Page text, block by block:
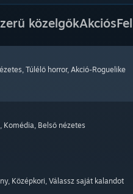
közelgőkAkciós
, Túlélő horror, Akció-Roguelike
, Komédia, Belső nézetes
, Középkori, Válassz saját kalandot